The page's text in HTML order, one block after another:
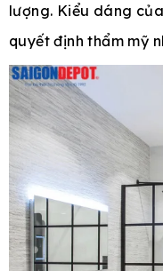
lượng. Kiểu dáng
quyết định thẩm mỹ